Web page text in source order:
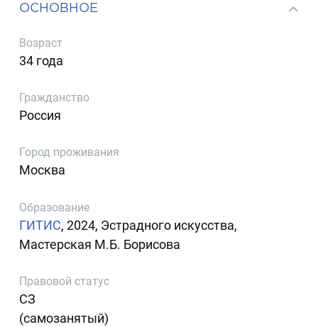
ОСНОВНОЕ
Возраст
34 года
Гражданство
Россия
Город проживания
Москва
Образование
ГИТИС, 2024, Эстрадного искусства,
Мастерская М.Б. Борисова
Правовой статус
СЗ
(самозанятый)